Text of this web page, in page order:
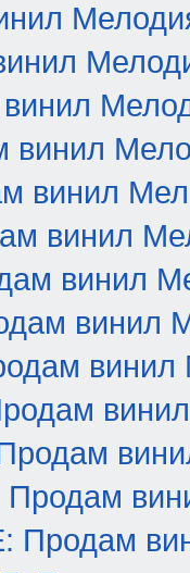
винил
винил
винил
винил
винил
винил
Продам
Продам